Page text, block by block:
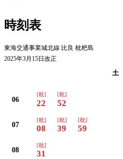
時刻表
東海交通事業城北線 比良 枇杷島
2025年3月15日改正
土
06
[枇]
22
[枇]
52
07
[枇]
08
[枇]
39
[枇]
59
08
[枇]
31